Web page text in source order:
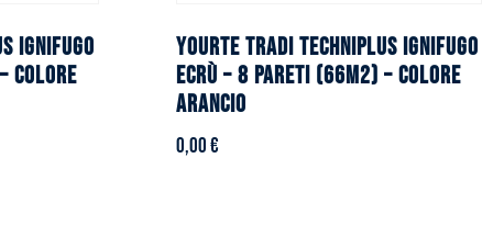
ignifugo
Colore
YOURTE TRADI TECHNIPLUS ignifugo
ecrù – 8 pareti (66m2) – Colore
arancio
0,00€